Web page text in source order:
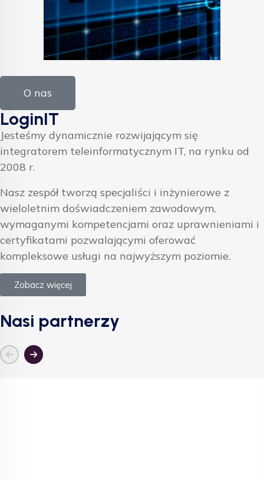
O nas
LoginIT
Jesteśmy dynamicznie rozwijającym się
integratorem teleinformatycznym IT, na rynku od
2008 r.
Nasz zespół tworzą specjaliści i inżynierowe z
wieloletnim doświadczeniem zawodowym,
wymaganymi kompetencjami oraz uprawnieniami i
certyfikatami pozwalającymi oferować
kompleksowe usługi na najwyższym poziomie.
Zobacz więcej
Nasi partnerzy